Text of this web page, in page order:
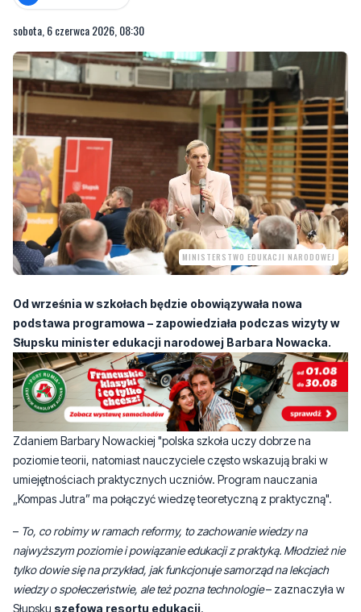
MINISTERSTWO EDUKACJI NARODOWEJ
Od września w szkołach będzie obowiązywała nowa
podstawa programowa – zapowiedziała podczas wizyty w
Zdaniem Barbary Nowackiej "polska szkoła uczy dobrze na
poziomie teorii, natomiast nauczyciele często wskazują braki w
umiejętnościach praktycznych uczniów. Program nauczania
„Kompas Jutra” ma połączyć wiedzę teoretyczną z praktyczną".
To, co robimy w ramach reformy, to zachowanie wiedzy na
najwyższym poziomie i powiązanie edukacji z praktyką. Młodzież nie
wiedzy o społeczeństwie, ale też pozna technologie– zaznaczyła w
Słupskuszefowa resortu edukacji.
Podczas wizyty w Słupski minister Barbara Nowacka
zapowiedziała powstanie 12 tysięcy pracowni sztucznych